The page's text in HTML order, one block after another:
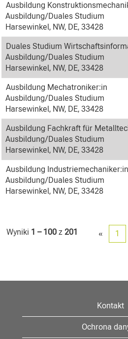
Ausbildung
Ausbildung/Duales Studium
Harsewinkel, NW, DE, 33428
Duales Studium
Ausbildung/Duales Studium
Harsewinkel, NW, DE, 33428
Ausbildung Mechatroniker:in
Ausbildung/Duales Studium
Harsewinkel, NW, DE, 33428
Ausbildung Fachkraft für
Ausbildung/Duales Studium
Harsewinkel, NW, DE, 33428
Ausbildung Industriemechaniker:in
Ausbildung/Duales Studium
Harsewinkel, NW, DE, 33428
Wyniki 1 – 100 z 201 « 1
Kontakt
Ochrona